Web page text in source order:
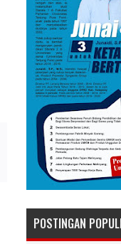
POSTINGAN